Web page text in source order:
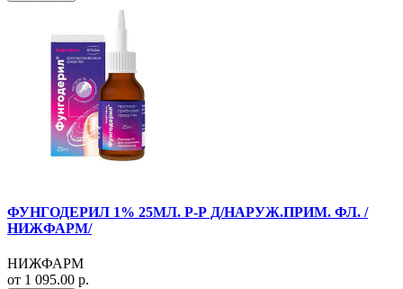
ФУНГОДЕРИЛ 1% 25МЛ. Р-Р Д/НАРУЖ.ПРИМ. ФЛ. /
НИЖФАРМ/
НИЖФАРМ
от 1 095.00 р.